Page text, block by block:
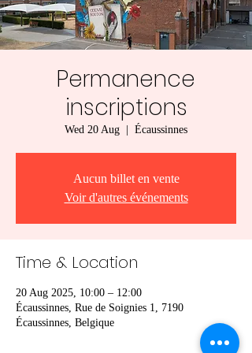
Permanence
inscriptions
Wed 20 Aug Écaussinnes
Aucun billet en vente
Voir d'autres événements
Time & Location
20 Aug 2025, 10:00 – 12:00
Écaussinnes, Rue de Soignies 1, 7190
Écaussinnes, Belgique